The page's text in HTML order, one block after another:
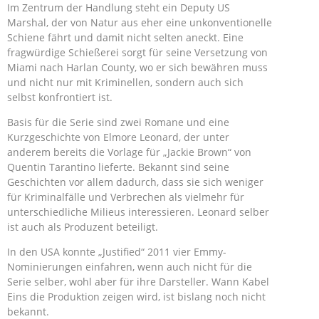
Im Zentrum der Handlung steht ein Deputy US
Marshal, der von Natur aus eher eine unkonventionelle
Schiene fährt und damit nicht selten aneckt. Eine
fragwürdige Schießerei sorgt für seine Versetzung von
Miami nach Harlan County, wo er sich bewähren muss
und nicht nur mit Kriminellen, sondern auch sich
selbst konfrontiert ist.
Basis für die Serie sind zwei Romane und eine
Kurzgeschichte von Elmore Leonard, der unter
anderem bereits die Vorlage für „Jackie Brown“ von
Quentin Tarantino lieferte. Bekannt sind seine
Geschichten vor allem dadurch, dass sie sich weniger
für Kriminalfälle und Verbrechen als vielmehr für
unterschiedliche Milieus interessieren. Leonard selber
ist auch als Produzent beteiligt.
In den USA konnte „Justified“ 2011 vier Emmy-
Nominierungen einfahren, wenn auch nicht für die
Serie selber, wohl aber für ihre Darsteller. Wann Kabel
Eins die Produktion zeigen wird, ist bislang noch nicht
bekannt.